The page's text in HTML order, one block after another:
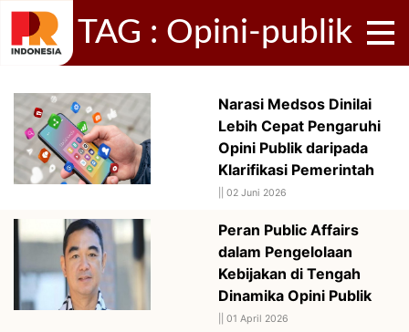
TAG : Opini-publik
Narasi Medsos Dinilai
Lebih Cepat Pengaruhi
Opini Publik daripada
Klarifikasi Pemerintah
02 Juni 2026
Peran Public Affairs
dalam Pengelolaan
Kebijakan di Tengah
Dinamika Opini Publik
01 April 2026